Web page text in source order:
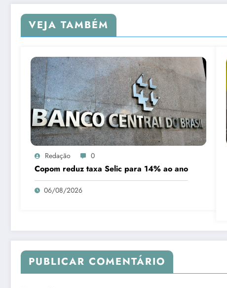
VEJA TAMBÉM
Redação 0
Copom reduz taxa Selic para 14% ao ano
06/08/2026
PUBLICAR COMENTÁRIO